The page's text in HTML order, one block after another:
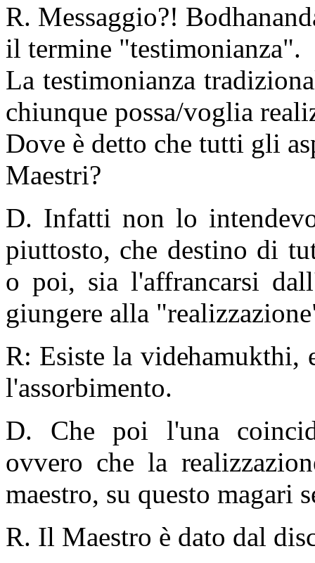
R. Messaggio?!
il termine "testimonianza".
La testimonianza
chiunque possa/voglia
Dove è detto che tutti gli
Maestri?
D. Infatti non lo
piuttosto, che destino di
o poi, sia l'affrancarsi
giungere alla
R: Esiste la videhamukthi,
l'assorbimento.
D. Che poi l'una
ovvero che la
maestro, su questo magari
R. Il Maestro è dato dal